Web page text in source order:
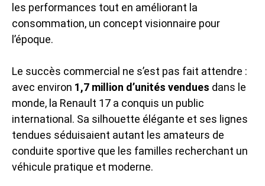
les performances tout en améliorant la
consommation, un concept visionnaire pour
l’époque.
Le succès commercial ne s’est pas fait attendre :
avec environ 1,7 million d’unités vendues dans le
monde, la Renault 17 a conquis un public
international. Sa silhouette élégante et ses lignes
tendues séduisaient autant les amateurs de
conduite sportive que les familles recherchant un
véhicule pratique et moderne.